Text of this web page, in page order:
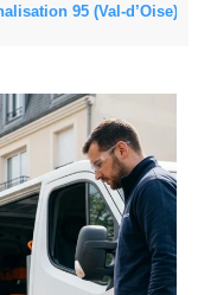
95 (Val-d’Oise)